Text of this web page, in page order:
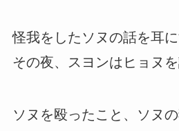
怪我をしたソヌの話を耳に
その夜、スヨンはヒョヌを
ソヌを殴ったこと、ソヌ